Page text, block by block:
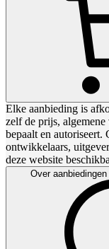
Elke aanbieding is
zelf de prijs,
bepaalt en
ontwikkelaars,
deze website
Over